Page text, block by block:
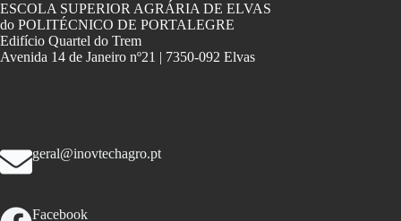
ESCOLA SUPERIOR AGRÁRIA DE ELVAS
do POLITÉCNICO DE PORTALEGRE
Edifício Quartel do Trem
Avenida 14 de Janeiro nº21 | 7350-092 Elvas
geral@inovtechagro.pt
Facebook